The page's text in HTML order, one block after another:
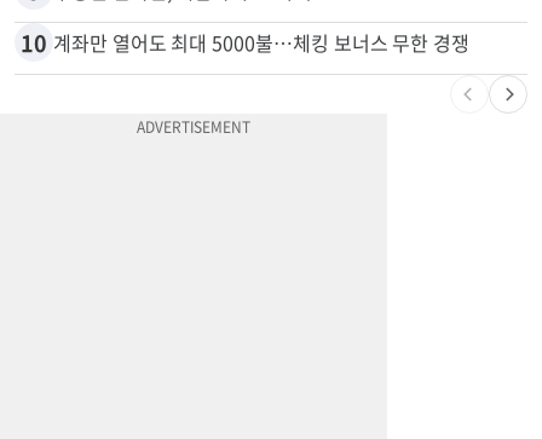
10 계좌만 열어도 최대 5000불…체킹 보너스 무한 경쟁